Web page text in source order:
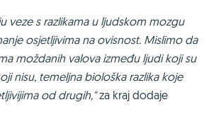
veze s razlikama u ljudskom mozgu
osjetljivima na ovisnost. Mislimo da
moždanih valova između ljudi koji su
nisu, temeljna biološka razlika koje
od drugih,"za kraj dodaje